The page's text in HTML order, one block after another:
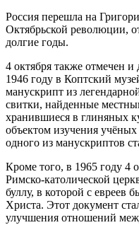
Россия перешла на
Октябрьской революции,
долгие годы.
4 октября также отмечен
1946 году в Коптский
манускрипт из
свитки, найденные
хранившиеся в глиняных
объектом изучения
одного из манускриптов
Кроме того, в 1965 году 4
Римско-католической
буллу, в которой с евреев
Христа. Этот документ
улучшения отношений